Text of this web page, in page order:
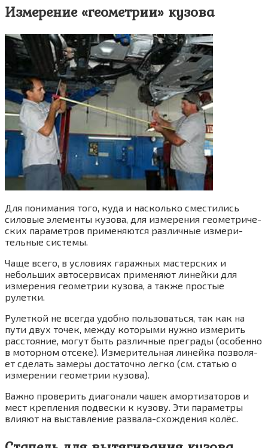
Измерение «геометрии» кузова
Для пони­ма­ния того, куда и насколь­ко сме­сти­лись
сило­вые эле­мен­ты кузо­ва, для изме­ре­ния гео­мет­ри­че­
ских пара­мет­ров при­ме­ня­ют­ся раз­лич­ные изме­ри­
тель­ные системы.
Чаще все­го, в усло­ви­ях гараж­ных мастер­ских и
неболь­ших авто­сер­ви­сах при­ме­ня­ют линей­ки для
изме­ре­ния гео­мет­рии кузо­ва, а так­же про­стые
рулетки.
Рулет­кой не все­гда удоб­но поль­зо­вать­ся, так как на
пути двух точек, меж­ду кото­ры­ми нуж­но изме­рить
рас­сто­я­ние, могут быть раз­лич­ные пре­гра­ды (осо­бен­но
в мотор­ном отсе­ке). Изме­ри­тель­ная линей­ка поз­во­ля­
ет сде­лать заме­ры доста­точ­но лег­ко (см. ста­тью о
изме­ре­нии гео­мет­рии кузо­ва).
Важ­но про­ве­рить диа­го­на­ли чашек амор­ти­за­то­ров и
мест креп­ле­ния под­вес­ки к кузо­ву. Эти пара­мет­ры
вли­я­ют на выстав­ле­ние раз­ва­ла-схож­де­ния колёс.